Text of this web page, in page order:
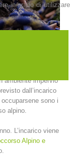
alpino volto ad
ambiente impervio
dall’incarico
sono i
alpino.
L’incarico viene
Alpino e
in grado di utilizzare